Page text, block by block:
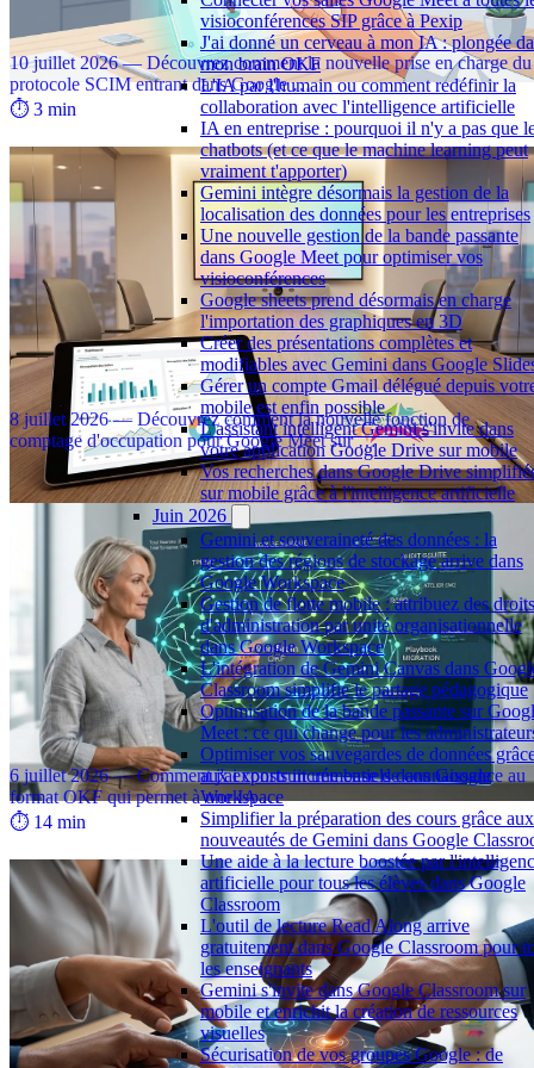
visioconférences SIP grâce à Pexip
J'ai donné un cerveau à mon IA : plongée
mon brain OKF
L'IA par l'humain ou comment redéfinir la
collaboration avec l'intelligence artificielle
IA en entreprise : pourquoi il n'y a pas que
chatbots (et ce que le machine learning peut
vraiment t'apporter)
Gemini intègre désormais la gestion de la
localisation des données pour les entreprises
Une nouvelle gestion de la bande passante
dans Google Meet pour optimiser vos
visioconférences
Google sheets prend désormais en charge
l'importation des graphiques en 3D
Créer des présentations complètes et
modifiables avec Gemini dans Google
Gérer un compte Gmail délégué depuis
mobile est enfin possible
L'assistant intelligent Gemini s'invite dans
votre application Google Drive sur mobile
Vos recherches dans Google Drive
sur mobile grâce à l'intelligence artificielle
Juin 2026
Gemini et souveraineté des données : la
gestion des régions de stockage arrive dans
Google Workspace
Gestion de flotte mobile : attribuez des droits
d'administration par unité organisationnelle
dans Google Workspace
L'intégration de Gemini Canvas dans
Classroom simplifie le partage pédagogique
Optimisation de la bande passante sur
Meet : ce qui change pour les
Optimiser vos sauvegardes de données
aux exports incrémentiels dans Google
Workspace
Simplifier la préparation des cours grâce aux
nouveautés de Gemini dans Google
Une aide à la lecture boostée par
artificielle pour tous les élèves dans Google
Classroom
L'outil de lecture Read Along arrive
gratuitement dans Google Classroom pour
les enseignants
Gemini s'invite dans Google Classroom sur
mobile et enrichit la création de ressources
visuelles
Sécurisation de vos groupes Google : de
Simplifiez la gestion de vos utilisateurs dans Google
Workspace grâce au support du protocole SCIM entrant
10 juillet 2026 — Découvrez comment la nouvelle prise en charge du
protocole SCIM entrant dans Google …
⏱️ 3 min
Mesurer l'occupation des salles de réunion avec Google
Meet et le matériel Neat
8 juillet 2026 — Découvrez comment la nouvelle fonction de
comptage d'occupation pour Google Meet sur …
⏱️ 2 min
J'ai donné un cerveau à mon IA : plongée dans mon brain
OKF
6 juillet 2026 — Comment j'ai construit une base de connaissance au
format OKF qui permet à une IA …
⏱️ 14 min